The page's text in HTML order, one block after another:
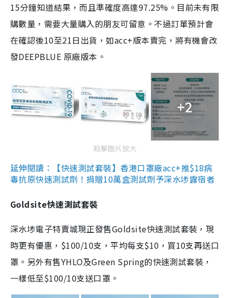
15分鐘知道結果，而且準確度高達97.25%。目前未有限
購數量，需要大量購入的朋友可留意。不過訂單預計會
在確認後10至21日出貨，如acc+版本賣完，將有機會改
發DEEPBLUE 原廠版本。
+2
點擊圖片放大
延伸閱讀：【快速測試套裝】香港口罩廠acc+推$18病
毒抗原快速測試劑！捐贈10萬盒測試劑予深水埗露宿者
Goldsite快速測試套裝
深水埗電子特賣城現正發售Goldsite快速測試套裝，現
時更有優惠，$100/10支，平均每支$10，買10支再送口
罩。另外有售YHLO及Green Spring的快速測試套裝，
一樣低至$100/10支送口罩。